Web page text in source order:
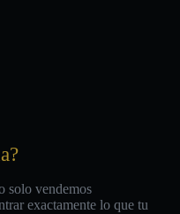
solo vendemos
exactamente lo que tu